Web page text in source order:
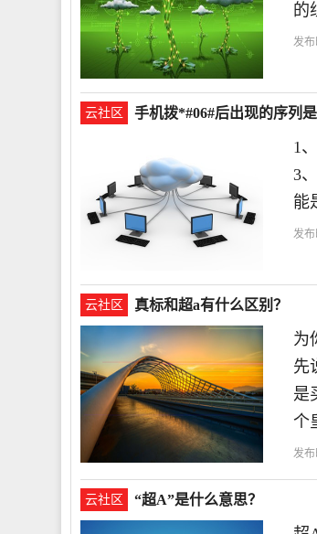
的
发布
云社区 手机拨*#06#后出现的序列是
1
3
能
发布
云社区 真标和超a有什么区别？
为
先
是
个
发布
云社区 “超A”是什么意思？